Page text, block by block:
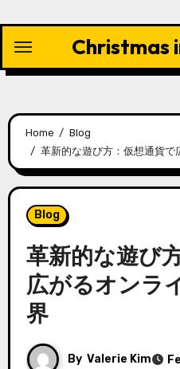
content
Christmas
Home
Blog
革新的な遊び方：仮想通貨で
Blog
革新的な遊び
広がるオンラ
界
By Valerie Kim